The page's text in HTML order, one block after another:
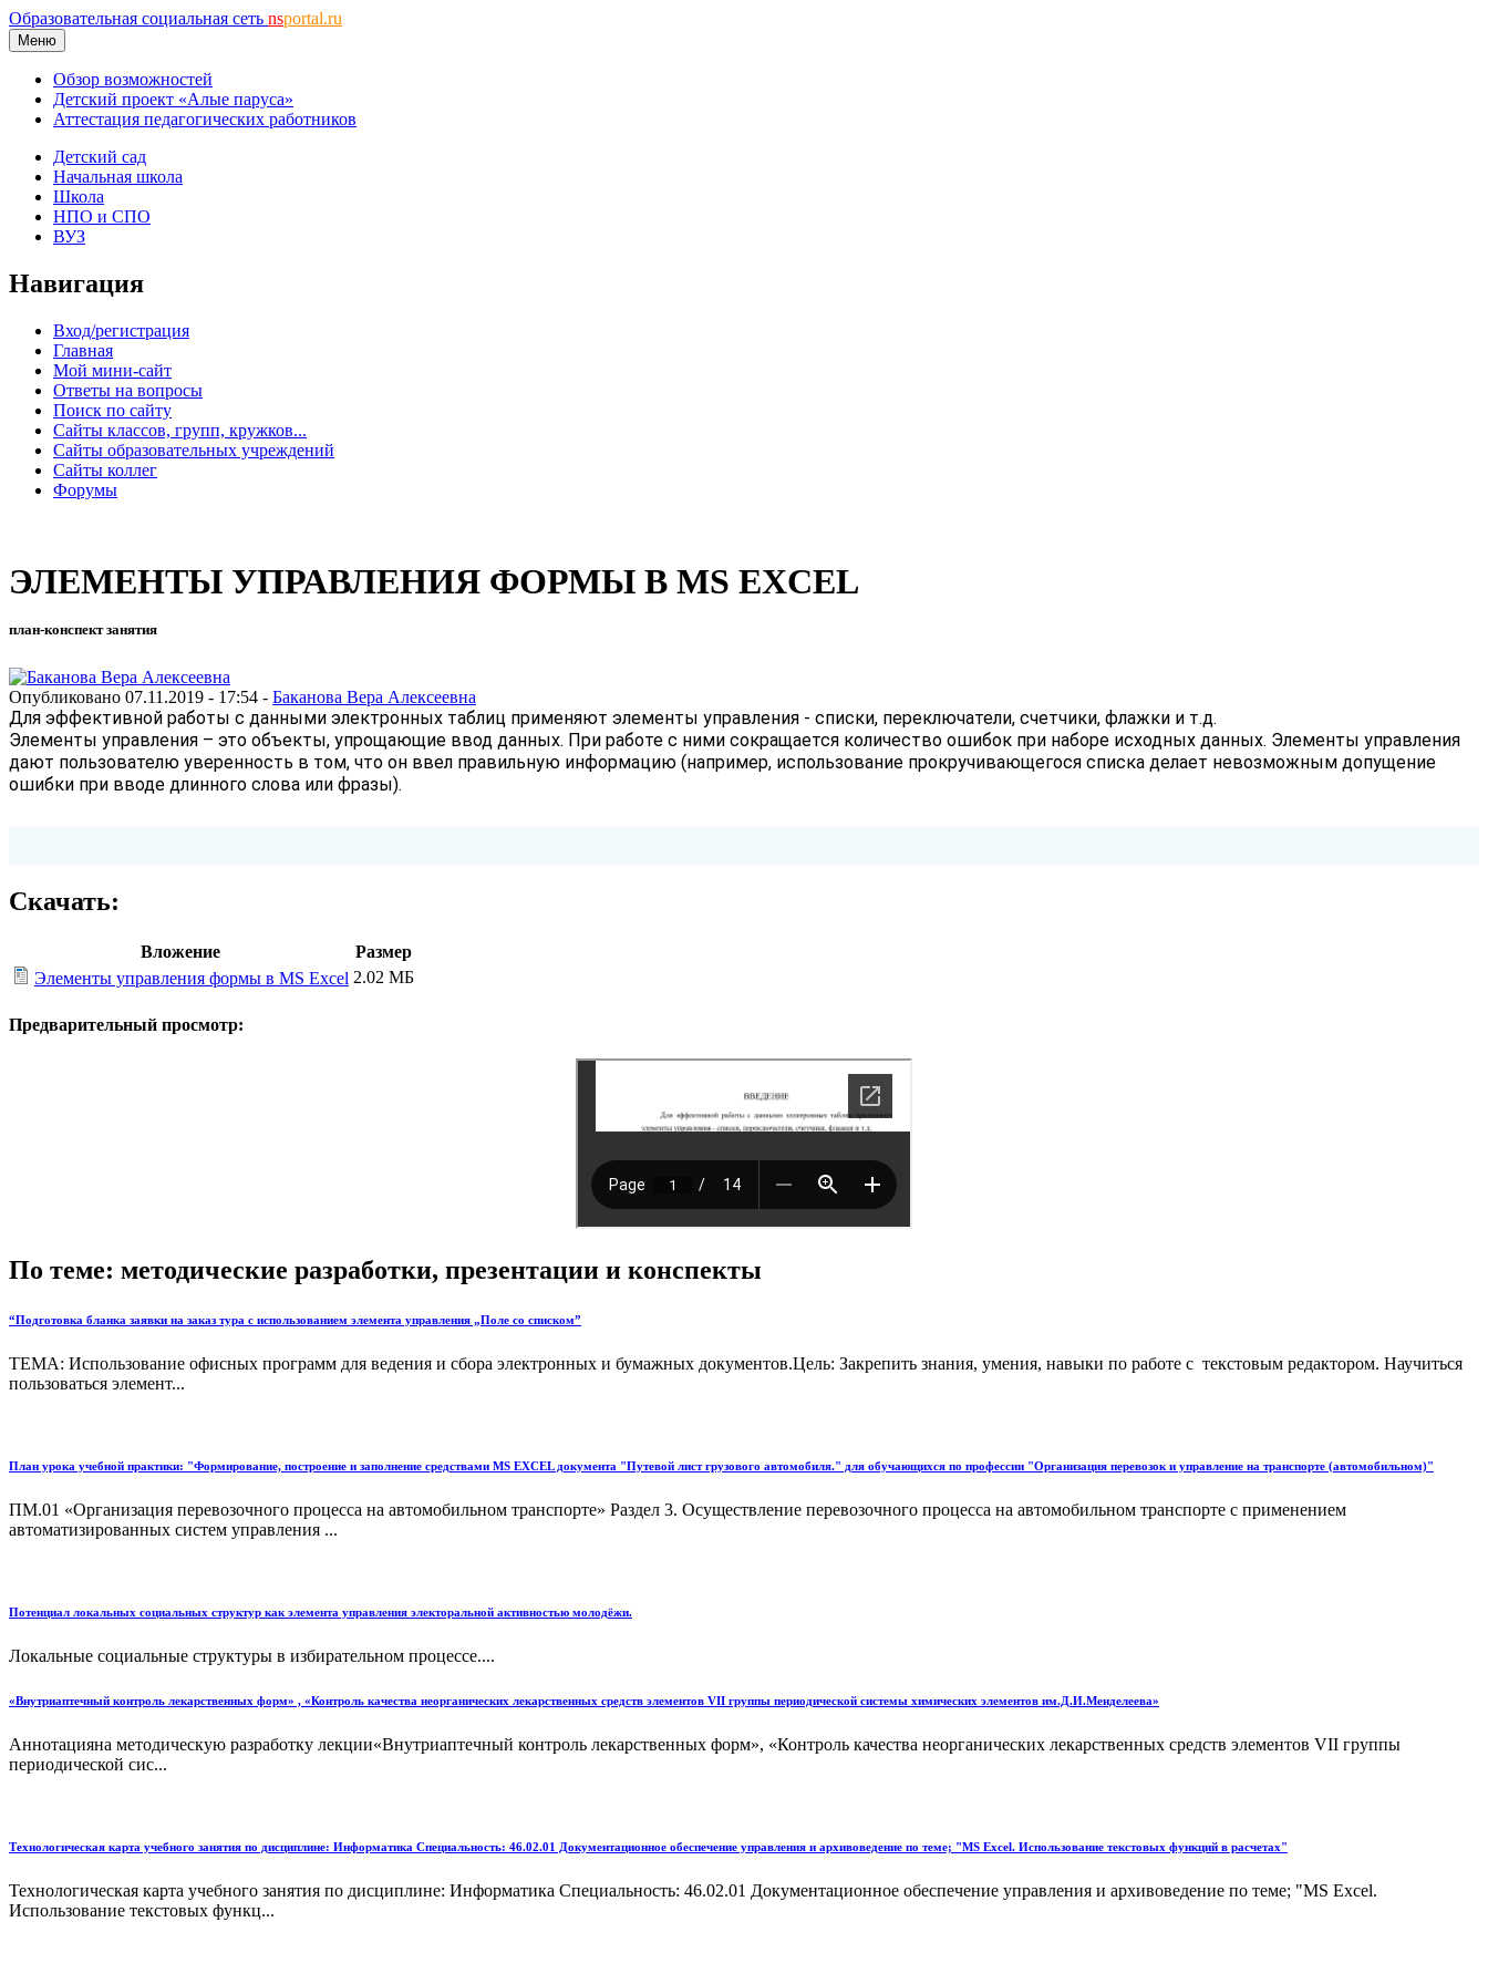
Образовательная социальная сеть nsportal.ru
Меню
Обзор возможностей
Детский проект «Алые паруса»
Аттестация педагогических работников
Детский сад
Начальная школа
Школа
НПО и СПО
ВУЗ
Навигация
Вход/регистрация
Главная
Мой мини-сайт
Ответы на вопросы
Поиск по сайту
Сайты классов, групп, кружков...
Сайты образовательных учреждений
Сайты коллег
Форумы
ЭЛЕМЕНТЫ УПРАВЛЕНИЯ ФОРМЫ В MS EXCEL
план-конспект занятия
Опубликовано 07.11.2019 - 17:54 - Баканова Вера Алексеевна
Для эффективной работы с данными электронных таблиц применяют элементы управления - списки, переключатели, счетчики, флажки и т.д.
Элементы управления – это объекты, упрощающие ввод данных. При работе с ними сокращается количество ошибок при наборе исходных данных. Элементы управления
дают пользователю уверенность в том, что он ввел правильную информацию (например, использование прокручивающегося списка делает невозможным допущение
ошибки при вводе длинного слова или фразы).
Скачать:
Вложение
Размер
Элементы управления формы в MS Excel 2.02 МБ
Предварительный просмотр:
По теме: методические разработки, презентации и конспекты
“Подготовка бланка заявки на заказ тура с использованием элемента управления „Поле со списком”
ТЕМА: Использование офисных программ для ведения и сбора электронных и бумажных документов.Цель: Закрепить знания, умения, навыки по работе с текстовым редактором. Научиться
пользоваться элемент...
План урока учебной практики: "Формирование, построение и заполнение средствами MS EXCEL документа "Путевой лист грузового автомобиля." для обучающихся по профессии "Организация перевозок и управление на транспорте (автомобильном)"
ПМ.01 «Организация перевозочного процесса на автомобильном транспорте» Раздел 3. Осуществление перевозочного процесса на автомобильном транспорте с применением
автоматизированных систем управления ...
Потенциал локальных социальных структур как элемента управления электоральной активностью молодёжи.
Локальные социальные структуры в избирательном процессе....
«Внутриаптечный контроль лекарственных форм» , «Контроль качества неорганических лекарственных средств элементов VII группы периодической системы химических элементов им.Д.И.Менделеева»
Аннотацияна методическую разработку лекции«Внутриаптечный контроль лекарственных форм», «Контроль качества неорганических лекарственных средств элементов VII группы
периодической сис...
Технологическая карта учебного занятия по дисциплине: Информатика Специальность: 46.02.01 Документационное обеспечение управления и архивоведение по теме; "MS Excel. Использование текстовых функций в расчетах"
Технологическая карта учебного занятия по дисциплине: Информатика Специальность: 46.02.01 Документационное обеспечение управления и архивоведение по теме; "MS Excel.
Использование текстовых функц...